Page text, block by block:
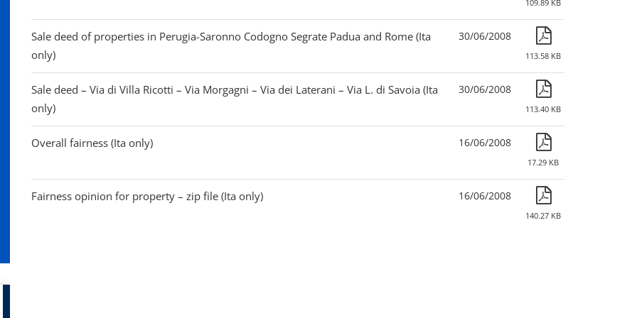
109.89 KB
Sale deed of properties in Perugia-Saronno Codogno Segrate Padua and Rome (Ita
only)
30/06/2008
113.58 KB
Sale deed – Via di Villa Ricotti – Via Morgagni – Via dei Laterani – Via L. di Savoia (Ita
only)
30/06/2008
113.40 KB
Overall fairness (Ita only) 16/06/2008
17.29 KB
Fairness opinion for property – zip file (Ita only) 16/06/2008
140.27 KB